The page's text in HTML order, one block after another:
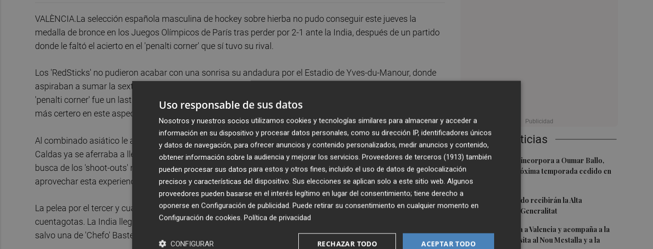
Últimas Noticias
1Valencia Basket incorpora a Oumar Ballo,
que jugará la próxima temporada cedido en
Galatasaray
2 Ferran y Grimaldo recibirán la Alta
Distinción de la Generalitat
3 Kiat Lim regresa a Valencia y acompaña a la
plantilla en su visita al Nou Mestalla y a la
VALÈNCIA.La selección española masculina de hockey sobre hierba no pudo conseguir este jueves la
medalla de bronce en los Juegos Olímpicos de París tras perder por 2-1 ante la India, después de un partido
donde le faltó el acierto en el 'penalti corner' que sí tuvo su rival.
Los 'RedSticks' no pudieron acabar con una sonrisa su andadura por el Estadio de Yves-du-Manour, donde
aspiraban a sumar la sexta medalla para su deporte, la primera desde la plata de Pekín 2008. El 0/9 en el
'penalti corner' fue un lastre que no pudieron levantar ante un rival que supo sujetar su ventaja y que fue
más certero en este aspecto vital del juego.
Al combinado asiático le ayudó también encontrar el gol del empate cuando el equipo que entrena Max
Caldas ya se aferraba a llegar por delante al tiempo de descanso. Luego, fue superado y su reacción final en
busca de los 'shoot-outs' no tuvo el premio deseado de un equipo todavía joven y que ahora debe
aprovechar esta experiencia para volver a codearse con los mejores.
La pelea por el tercer y cuarto puesto empezó con un ritmo trepidante, pero las ocasiones llegaron con
cuentagotas. La India llegó más al área de Luis Calzado, mientras que España apenas gozó de ocasiones
salvo una de 'Chefo' Basterra.
Uso responsable de sus datos
Nosotros y nuestros socios utilizamos cookies y tecnologías similares para almacenar y acceder a
información en su dispositivo y procesar datos personales, como su dirección IP, identificadores únicos
y datos de navegación, para ofrecer anuncios y contenido personalizados, medir anuncios y contenido,
obtener información sobre la audiencia y mejorar los servicios. Proveedores de terceros (1913) también
pueden procesar sus datos para estos y otros fines, incluido el uso de datos de geolocalización
precisos y características del dispositivo. Sus elecciones se aplican solo a este sitio web. Algunos
proveedores pueden basarse en el interés legítimo en lugar del consentimiento; tiene derecho a
oponerse en Configuración de publicidad. Puede retirar su consentimiento en cualquier momento en
Configuración de cookies. Política de privacidad
ACEPTAR TODO
RECHAZAR TODO
CONFIGURAR